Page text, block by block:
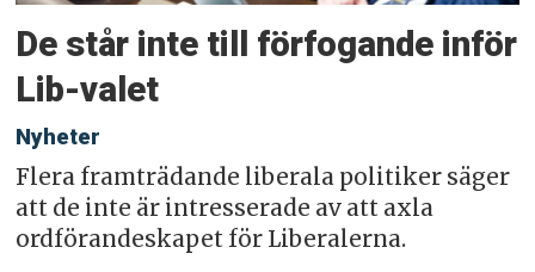
De står inte till förfogande inför
Lib-valet
Nyheter
Flera framträdande liberala politiker säger
att de inte är intresserade av att axla
ordförandeskapet för Liberalerna.